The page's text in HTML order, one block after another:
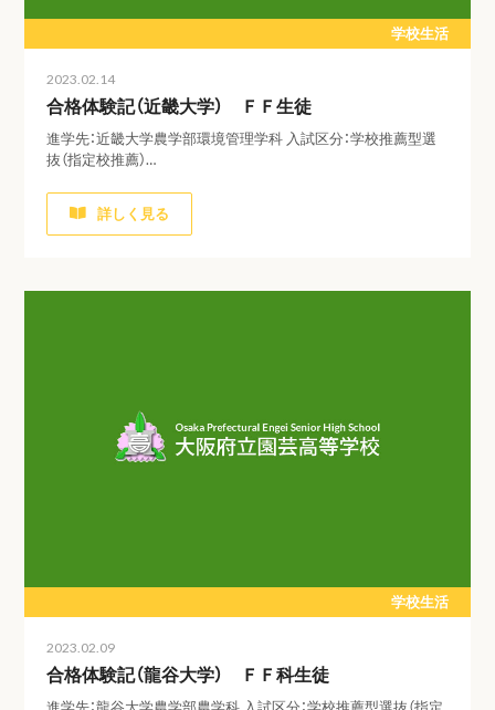
学校生活
2023.02.14
合格体験記（近畿大学） ＦＦ生徒
進学先：近畿大学農学部環境管理学科 入試区分：学校推薦型選
抜（指定校推薦）…
詳しく見る
学校生活
2023.02.09
合格体験記（龍谷大学） ＦＦ科生徒